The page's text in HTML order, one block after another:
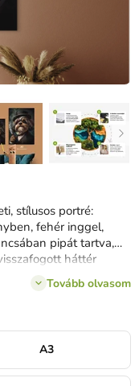
stílusos portré:
fehér inggel,
pipát tartva,
háttér
a finom humor
teszi személyes
az eleganciát
ahol
Tovább olvasom
A3